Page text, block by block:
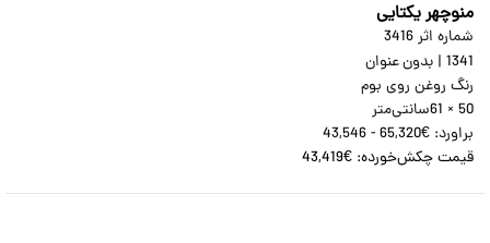
منوچهر یکتایی
شماره اثر 3416
1341
| بدون عنوان
رنگ روغن روی بوم
61 × 50سانتی‌متر
براورد: 43,546 - 65,320€
قیمت چکش‌خورده: 43,419€